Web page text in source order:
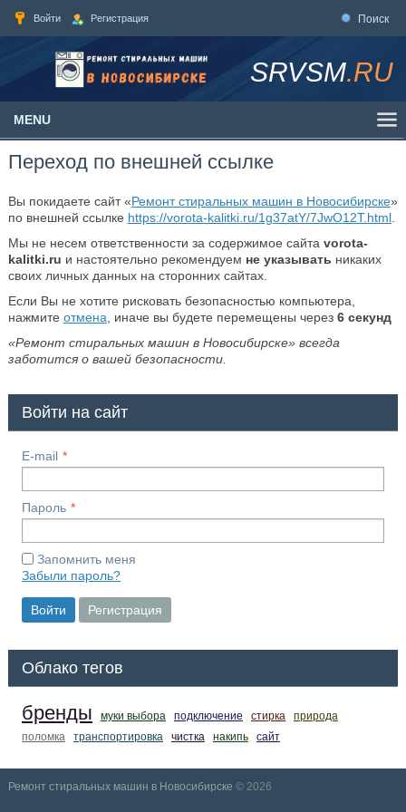
Войти Регистрация Поиск
SRVSM.RU
MENU
Переход по внешней ссылке
Вы покидаете сайт «Ремонт стиральных машин в Новосибирске»
по внешней ссылке https://vorota-kalitki.ru/1g37atY/7JwO12T.html.
Мы не несем ответственности за содержимое сайта vorota-
kalitki.ru и настоятельно рекомендуем не указывать никаких
своих личных данных на сторонних сайтах.
Если Вы не хотите рисковать безопасностью компьютера,
нажмите отмена , иначе вы будете перемещены через 6секунд
«Ремонт стиральных машин в Новосибирске» всегда
заботится о вашей безопасности.
Войти на сайт
E-mail
Пароль
Запомнить меня
Забыли пароль?
Войти Регистрация
Облако тегов
бренды муки выбора подключение стирка
природа
поломка
транспортировка чистка накипь сайт
Ремонт стиральных машин в Новосибирске © 2026